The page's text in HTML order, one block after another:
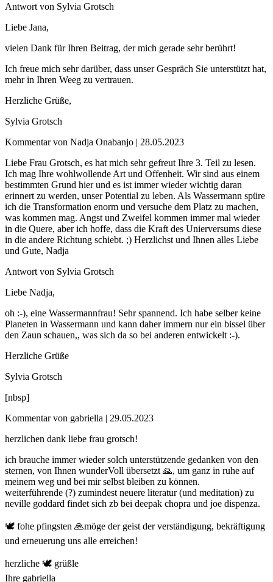
Antwort von Sylvia Grotsch
Liebe Jana,
vielen Dank für Ihren Beitrag, der mich gerade sehr berührt!
Ich freue mich sehr darüber, dass unser Gespräch Sie unterstützt hat,
mehr in Ihren Weeg zu vertrauen.
Herzliche Grüße,
Sylvia Grotsch
Kommentar von Nadja Onabanjo | 28.05.2023
Liebe Frau Grotsch, es hat mich sehr gefreut Ihre 3. Teil zu lesen.
Ich mag Ihre wohlwollende Art und Offenheit. Wir sind aus einem
bestimmten Grund hier und es ist immer wieder wichtig daran
erinnert zu werden, unser Potential zu leben. Als Wassermann spüre
ich die Transformation enorm und versuche dem Platz zu machen,
was kommen mag. Angst und Zweifel kommen immer mal wieder
in die Quere, aber ich hoffe, dass die Kraft des Unierversums diese
in die andere Richtung schiebt. ;) Herzlichst und Ihnen alles Liebe
und Gute, Nadja
Antwort von Sylvia Grotsch
Liebe Nadja,
oh :-), eine Wassermannfrau! Sehr spannend. Ich habe selber keine
Planeten in Wassermann und kann daher immern nur ein bissel über
den Zaun schauen,, was sich da so bei anderen entwickelt :-).
Herzliche Grüße
Sylvia Grotsch
[nbsp]
Kommentar von gabriella | 29.05.2023
herzlichen dank liebe frau grotsch!
ich brauche immer wieder solch unterstützende gedanken von den
sternen, von Ihnen wunderVoll übersetzt 🙏, um ganz in ruhe auf
meinem weg und bei mir selbst bleiben zu können.
weiterführende (?) zumindest neuere literatur (und meditation) zu
neville goddard findet sich zb bei deepak chopra und joe dispenza.
🕊 fohe pfingsten 🙏möge der geist der verständigung, bekräftigung
und erneuerung uns alle erreichen!
herzliche 🕊 grüßle
Ihre gabriella